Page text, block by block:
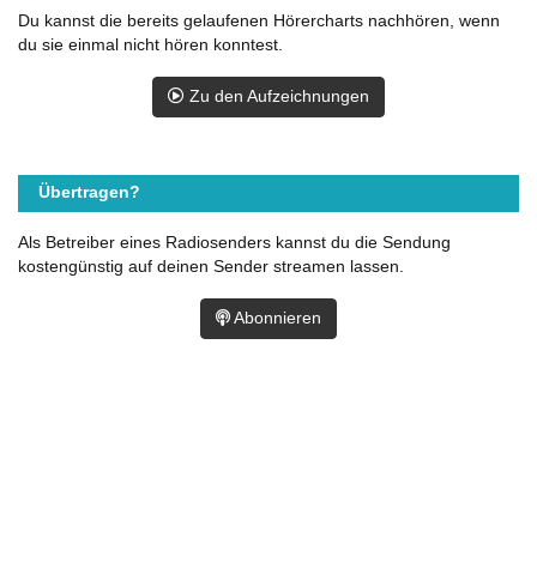
Du kannst die bereits gelaufenen Hörercharts nachhören, wenn
du sie einmal nicht hören konntest.
Zu den Aufzeichnungen
Übertragen?
Als Betreiber eines Radiosenders kannst du die Sendung
kostengünstig auf deinen Sender streamen lassen.
Abonnieren